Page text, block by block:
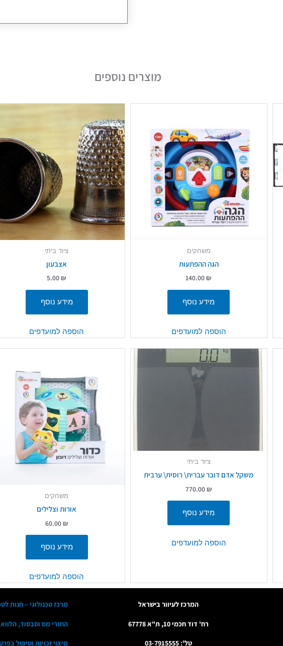
מוצרים נוספים
משחקים
הגה ההפתעות
140.00 ₪
מידע נוסף
הוספה למועדפים
ציוד ביתי
אצבעון
5.00 ₪
מידע נוסף
הוספה למועדפים
ציוד ביתי
משקל אדם דובר עברית\ רוסית\ ערבית
770.00 ₪
מידע נוסף
הוספה למועדפים
משחקים
אורות וצלילים
60.00 ₪
מידע נוסף
הוספה למועדפים
המרכז לעיוור בישראל
רח' דוד חכמי 10, ת"א 67778
טל': 03-7915555
מרכז טכנולוגי – חנות
החזרי מס וסבסוד,
מיצוי זכויות וטיפול